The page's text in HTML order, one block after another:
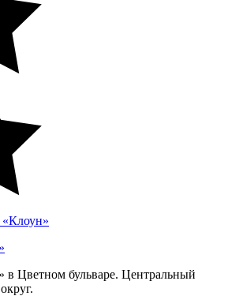
в Цветном бульваре. Центральный